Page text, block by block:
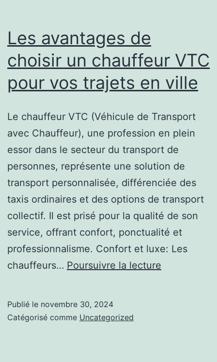
Les avantages de
choisir un chauffeur VTC
pour vos trajets en ville
Le chauffeur VTC (Véhicule de Transport
avec Chauffeur), une profession en plein
essor dans le secteur du transport de
personnes, représente une solution de
transport personnalisée, différenciée des
taxis ordinaires et des options de transport
collectif. Il est prisé pour la qualité de son
service, offrant confort, ponctualité et
professionnalisme. Confort et luxe: Les
chauffeurs… Poursuivre la lecture
Publié le novembre 30, 2024
Catégorisé comme Uncategorized